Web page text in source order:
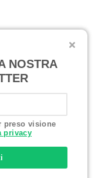
NOSTRA
preso visione
privacy